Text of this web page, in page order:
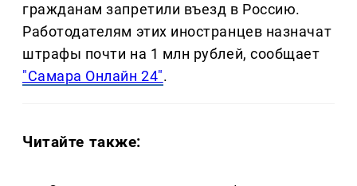
гражданам запретили въезд в Россию.
Работодателям этих иностранцев назначат
штрафы почти на 1 млн рублей, сообщает
"Самара Онлайн 24".
Читайте также: